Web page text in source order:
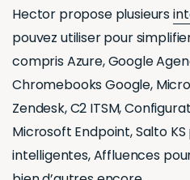
Hector propose plusieurs
pouvez utiliser pour
compris Azure, Google
Chromebooks Google,
Zendesk, C2 ITSM,
Microsoft Endpoint, Salto
intelligentes, Affluences